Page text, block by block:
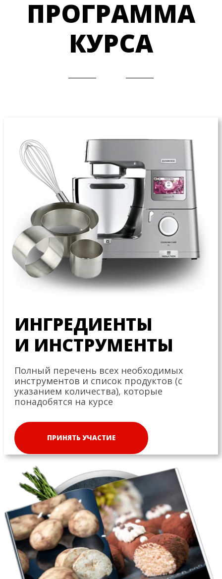
ПРОГРАММА
КУРСА
ИНГРЕДИЕНТЫ
И ИНСТРУМЕНТЫ
Полный перечень всех необходимых
инструментов и список продуктов (с
указанием количества), которые
понадобятся на курсе
ПРИНЯТЬ УЧАСТИЕ